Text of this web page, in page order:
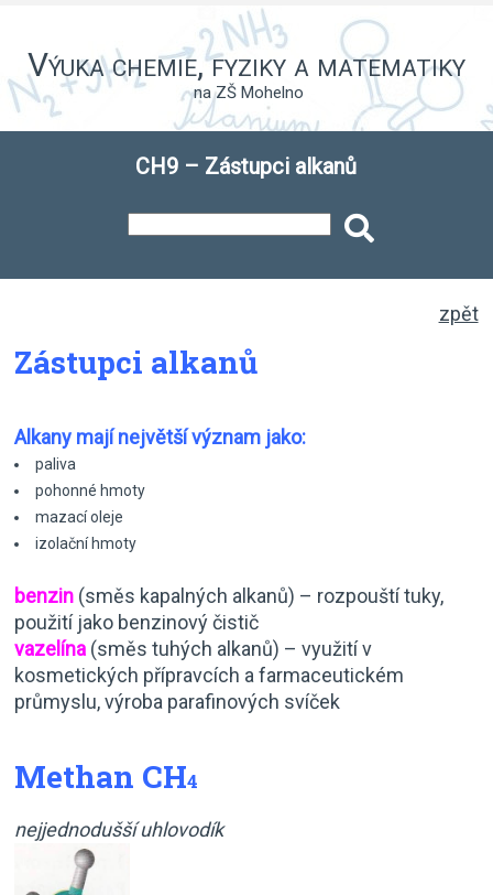
Výuka chemie, fyziky a matematiky
na ZŠ Mohelno
CH9 – Zástupci alkanů
zpět
Zástupci alkanů
Alkany mají největší význam jako:
paliva
pohonné hmoty
mazací oleje
izolační hmoty
benzin (směs kapalných alkanů) – rozpouští tuky,
použití jako benzinový čistič
vazelína (směs tuhých alkanů) – využití v
kosmetických přípravcích a farmaceutickém
průmyslu, výroba parafinových svíček
Methan CH4
nejjednodušší uhlovodík